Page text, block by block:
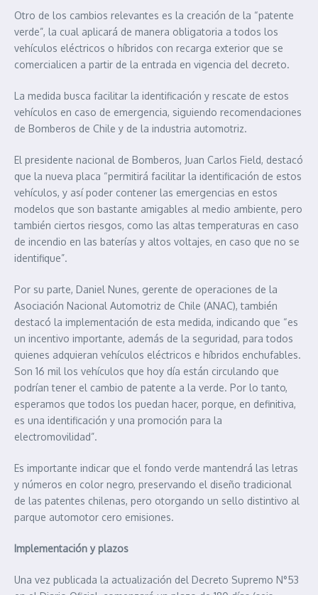
Otro de los cambios relevantes es la creación de la “patente
verde”, la cual aplicará de manera obligatoria a todos los
vehículos eléctricos o híbridos con recarga exterior que se
comercialicen a partir de la entrada en vigencia del decreto.
La medida busca facilitar la identificación y rescate de estos
vehículos en caso de emergencia, siguiendo recomendaciones
de Bomberos de Chile y de la industria automotriz.
El presidente nacional de Bomberos, Juan Carlos Field, destacó
que la nueva placa “permitirá facilitar la identificación de estos
vehículos, y así poder contener las emergencias en estos
modelos que son bastante amigables al medio ambiente, pero
también ciertos riesgos, como las altas temperaturas en caso
de incendio en las baterías y altos voltajes, en caso que no se
identifique”.
Por su parte, Daniel Nunes, gerente de operaciones de la
Asociación Nacional Automotriz de Chile (ANAC), también
destacó la implementación de esta medida, indicando que “es
un incentivo importante, además de la seguridad, para todos
quienes adquieran vehículos eléctricos e híbridos enchufables.
Son 16 mil los vehículos que hoy día están circulando que
podrían tener el cambio de patente a la verde. Por lo tanto,
esperamos que todos los puedan hacer, porque, en definitiva,
es una identificación y una promoción para la
electromovilidad”.
Es importante indicar que el fondo verde mantendrá las letras
y números en color negro, preservando el diseño tradicional
de las patentes chilenas, pero otorgando un sello distintivo al
parque automotor cero emisiones.
Implementación y plazos
Una vez publicada la actualización del Decreto Supremo N°53